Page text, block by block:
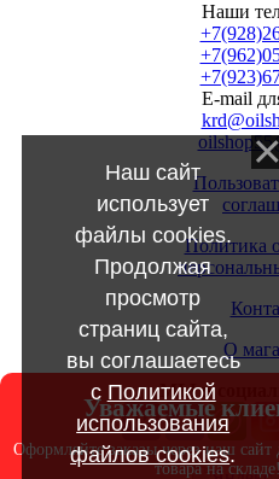
Наши
E-mail
Политика
О
МЫ в
Уважаемые
Оформляйте заказы через наш сайт
товара на складе!
Наш сайт
использует
файлы cookies.
Продолжая
просмотр
страниц сайта,
вы соглашаетесь
с Политикой
использования
файлов cookies.